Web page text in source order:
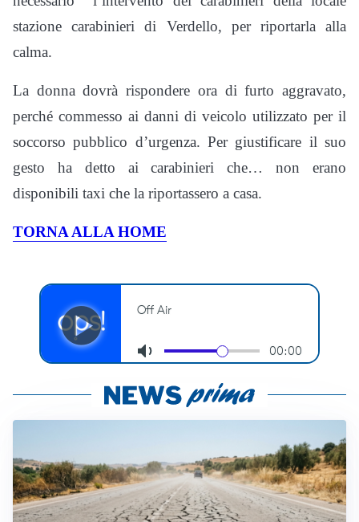
stazione carabinieri di Verdello, per riportarla alla
calma.
La donna dovrà rispondere ora di furto aggravato,
perché commesso ai danni di veicolo utilizzato per il
soccorso pubblico d’urgenza. Per giustificare il suo
gesto ha detto ai carabinieri che… non erano
disponibili taxi che la riportassero a casa.
TORNA ALLA HOME